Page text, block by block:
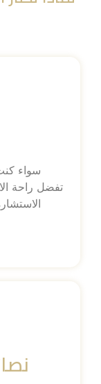
سواء
تفضل راحة